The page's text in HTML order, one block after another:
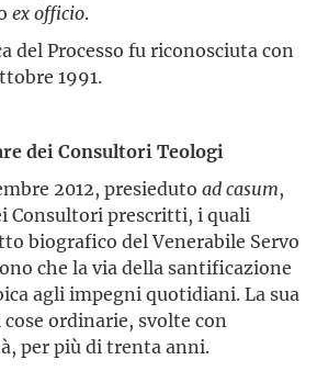
ex officio.
del Processo fu riconosciuta con
1991.
dei Consultori Teologi
2012, presieduto ad casum,
Consultori prescritti, i quali
biografico del Venerabile Servo
che la via della santificazione
agli impegni quotidiani. La sua
ordinarie, svolte con
per più di trenta anni.